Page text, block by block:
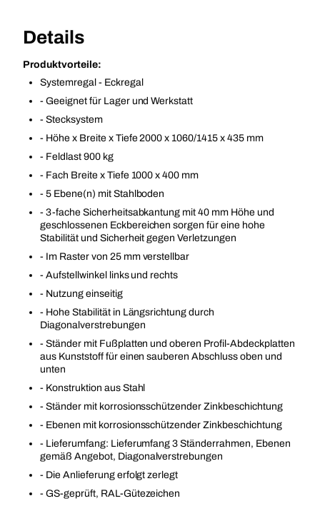
Details
Produktvorteile:
Systemregal - Eckregal
- Geeignet für Lager und Werkstatt
- Stecksystem
- Höhe x Breite x Tiefe 2000 x 1060/1415 x 435 mm
- Feldlast 900 kg
- Fach Breite x Tiefe 1000 x 400 mm
- 5 Ebene(n) mit Stahlboden
- 3-fache Sicherheitsabkantung mit 40 mm Höhe und
geschlossenen Eckbereichen sorgen für eine hohe
Stabilität und Sicherheit gegen Verletzungen
- Im Raster von 25 mm verstellbar
- Aufstellwinkel links und rechts
- Nutzung einseitig
- Hohe Stabilität in Längsrichtung durch
Diagonalverstrebungen
- Ständer mit Fußplatten und oberen Profil-Abdeckplatten
aus Kunststoff für einen sauberen Abschluss oben und
unten
- Konstruktion aus Stahl
- Ständer mit korrosionsschützender Zinkbeschichtung
- Ebenen mit korrosionsschützender Zinkbeschichtung
- Lieferumfang: Lieferumfang 3 Ständerrahmen, Ebenen
gemäß Angebot, Diagonalverstrebungen
- Die Anlieferung erfolgt zerlegt
- GS-geprüft, RAL-Gütezeichen